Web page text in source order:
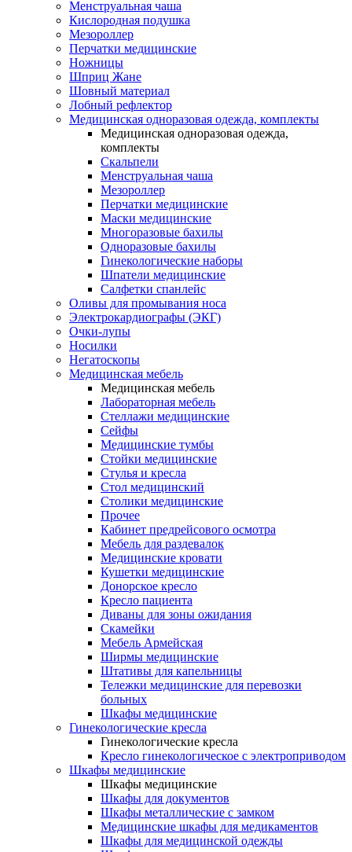
Менструальная чаша
Кислородная подушка
Мезороллер
Перчатки медицинские
Ножницы
Шприц Жане
Шовный материал
Лобный рефлектор
Медицинская одноразовая одежда, комплекты
Медицинская одноразовая одежда,
комплекты
Скальпели
Менструальная чаша
Мезороллер
Перчатки медицинские
Маски медицинские
Многоразовые бахилы
Одноразовые бахилы
Гинекологические наборы
Шпатели медицинские
Салфетки спанлейс
Оливы для промывания носа
Электрокардиографы (ЭКГ)
Очки-лупы
Носилки
Негатоскопы
Медицинская мебель
Медицинская мебель
Лабораторная мебель
Стеллажи медицинские
Сейфы
Медицинские тумбы
Стойки медицинские
Cтулья и кресла
Стол медицинский
Столики медицинские
Прочее
Кабинет предрейсового осмотра
Мебель для раздевалок
Медицинские кровати
Кушетки медицинские
Донорское кресло
Кресло пациента
Диваны для зоны ожидания
Скамейки
Мебель Армейская
Ширмы медицинские
Штативы для капельницы
Тележки медицинские для перевозки
больных
Шкафы медицинские
Гинекологические кресла
Гинекологические кресла
Кресло гинекологическое с электроприводом
Шкафы медицинские
Шкафы медицинские
Шкафы для документов
Шкафы металлические с замком
Медицинские шкафы для медикаментов
Шкафы для медицинской одежды